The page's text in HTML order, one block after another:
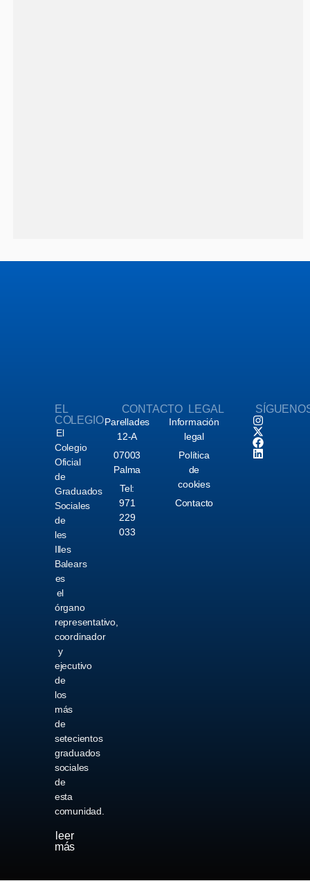
EL
COLEGIO
El
Colegio
Oficial
de
Graduados
Sociales
de
les
Illes
Balears
es
el
órgano
representativo,
coordinador
y
ejecutivo
de
los
más
de
setecientos
graduados
sociales
de
esta
comunidad.
leer
más
CONTACTO
Parellades
12-A
07003
Palma
Tel:
971
229
033
LEGAL
Información
legal
Política
de
cookies
Contacto